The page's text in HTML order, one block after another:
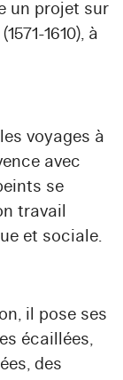
un projet sur
1610), à
voyages à
avec
se
travail
et sociale.
il pose ses
écaillées,
des